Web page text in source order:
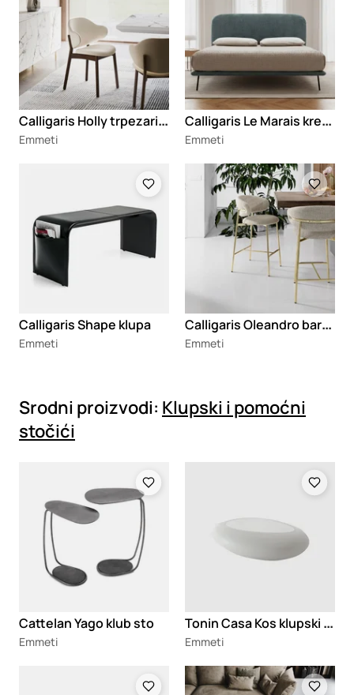
C
alligaris Holly trpezarijska stolica
Emmeti
C
alligaris Le Marais krevet
Emmeti
Calligaris Shape klupa
Emmeti
Loading
C
alligaris Oleandro barska stolica
Emmeti
Srodni proizvodi: Klupski i pomoćni
stočići
Cattelan Yago klub sto
Emmeti
T
onin Casa Kos klupski stočić
Emmeti
Loading